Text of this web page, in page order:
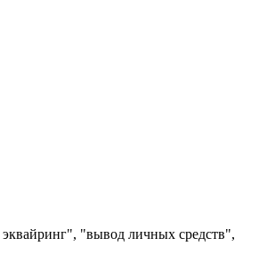
"вывод личных средств",